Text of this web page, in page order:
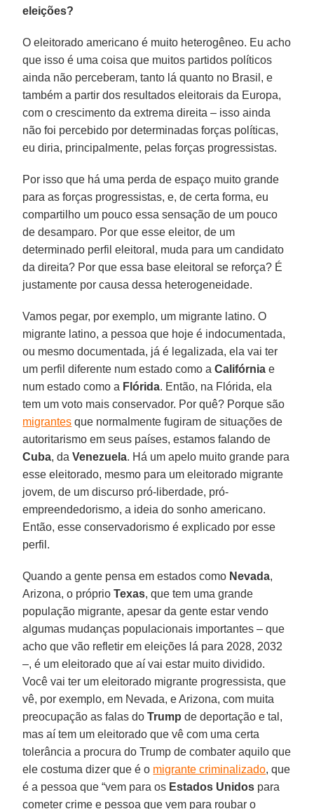
eleições?
O eleitorado americano é muito heterogêneo. Eu acho
que isso é uma coisa que muitos partidos políticos
ainda não perceberam, tanto lá quanto no Brasil, e
também a partir dos resultados eleitorais da Europa,
com o crescimento da extrema direita – isso ainda
não foi percebido por determinadas forças políticas,
eu diria, principalmente, pelas forças progressistas.
Por isso que há uma perda de espaço muito grande
para as forças progressistas, e, de certa forma, eu
compartilho um pouco essa sensação de um pouco
de desamparo. Por que esse eleitor, de um
determinado perfil eleitoral, muda para um candidato
da direita? Por que essa base eleitoral se reforça? É
justamente por causa dessa heterogeneidade.
Vamos pegar, por exemplo, um migrante latino. O
migrante latino, a pessoa que hoje é indocumentada,
ou mesmo documentada, já é legalizada, ela vai ter
um perfil diferente num estado como aCalifórnia e
num estado como a Flórida. Então, na Flórida, ela
tem um voto mais conservador. Por quê? Porque são
migrantes que normalmente fugiram de situações de
autoritarismo em seus países, estamos falando de
Cuba, daVenezuela. Há um apelo muito grande para
esse eleitorado, mesmo para um eleitorado migrante
jovem, de um discurso pró-liberdade, pró-
empreendedorismo, a ideia do sonho americano.
Então, esse conservadorismo é explicado por esse
perfil.
Quando a gente pensa em estados como Nevada,
Arizona, o próprioTexas, que tem uma grande
população migrante, apesar da gente estar vendo
algumas mudanças populacionais importantes – que
acho que vão refletir em eleições lá para 2028, 2032
–, é um eleitorado que aí vai estar muito dividido.
Você vai ter um eleitorado migrante progressista, que
vê, por exemplo, em Nevada, e Arizona, com muita
preocupação as falas doTrump de deportação e tal,
mas aí tem um eleitorado que vê com uma certa
tolerância a procura do Trump de combater aquilo que
ele costuma dizer que é o migrante criminalizado, que
é a pessoa que “vem para os Estados Unidos para
cometer crime e pessoa que vem para roubar o